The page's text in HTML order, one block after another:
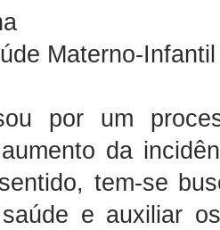
Materno-Infantil
por um
da
tem-se
e auxiliar